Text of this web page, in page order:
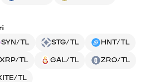
SYN/TL STG/TL HNT/TL
XRP/TL GAL/TL ZRO/TL
TL